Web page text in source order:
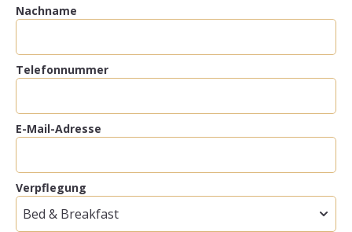
Nachname
Telefonnummer
E-Mail-Adresse
Verpflegung